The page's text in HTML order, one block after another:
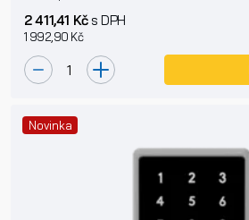
2 411,41 Kčs DPH
1 992,90 Kč
Novinka